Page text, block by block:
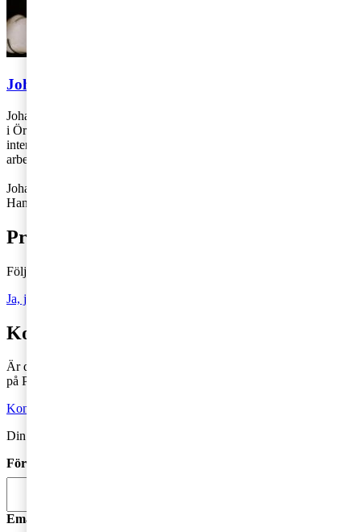
Johanna Glimmerbeck och Hanna Ekelund
Johanna Glimmerbeck och Hanna Ekelund arbetar på PwC:s kontor
i Örebro respektive Stockholm med individbeskattning och frågor i
internationell kontext och är särskilt specialiserade kring
arbetsgivarfrågor vid gränsöverskridande personal.
Johanna: 072-353 02 92,
Hanna: 070-929 44 45,
Prenumerera på Tax matters
Följ vår blogg och håll dig uppdaterad på det senaste inom skatt
Ja, jag vill prenumerera på Tax matters
Kontakta en skatterådgivare
Är du intresserad av våra tjänster och vill komma i kontakt med oss
på PwC?
Kontakta oss
Din kommentar publiceras i anslutning till blogginlägget.
Förnamn
Email